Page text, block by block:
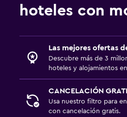
Terraza
Lavandería
Lavadora
Zona de trabajo
Fax/fotocopiadora
hoteles con
Las mejores ofertas
Descubre más de 3
hoteles y alojamientos
CANCELACIÓN
Usa nuestro filtro para
con cancelación gratis.